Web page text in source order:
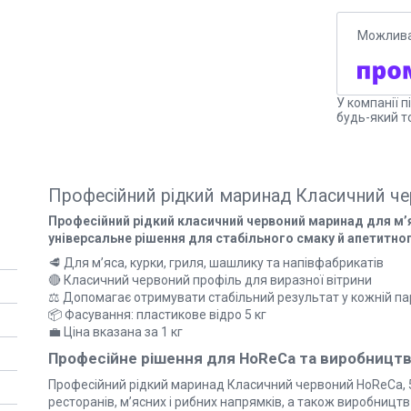
У компанії
будь-який
Професійний рідкий маринад Класичний
Професійний рідкий класичний червоний маринад для
універсальне рішення для стабільного смаку й
🥩 Для м’яса, курки, гриля, шашлику та напівфабрикатів
🔴 Класичний червоний профіль для виразної вітрини
⚖️ Допомагає отримувати стабільний результат у кожній
📦 Фасування: пластикове відро 5 кг
💼 Ціна вказана за 1 кг
Професійне рішення для HoReCa та виробництв
Професійний рідкий маринад Класичний червоний HoReCa,
ресторанів, м’ясних і рибних напрямків, а також